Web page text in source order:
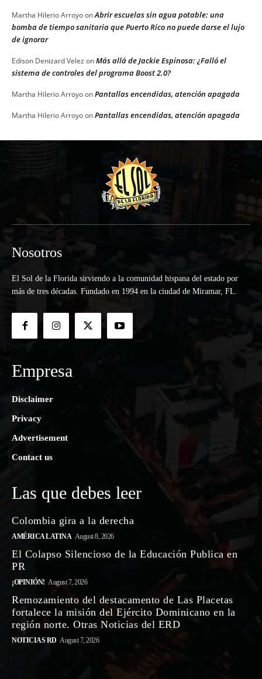
Martha Hilerio ArroyoonAbrir escuelas sin agua potable: una
bomba de tiempo sanitaria que Puerto Rico no puede darse el lujo
de ignorar
Edison Denizard Velez onMás allá de Jackie Espinosa: ¿Falló el
sistema de controles del programa Boost 2.0?
Martha Hilerio ArroyoonPantallas encendidas, atención apagada
Martha Hilerio ArroyoonPantallas encendidas, atención apagada
Nosotros
El Sol de la Florida sirviendo a la comunidad hispana del estado por
más de tres décadas. Fundado en 1994 en la ciudad de Miramar, FL.
Empresa
Disclaimer
Privacy
Advertisement
Contact us
Las que debes leer
Colombia gira a la derecha
AMÉRICA LATINA August 8, 2026
El Colapso Silencioso de la Educación Publica en
PR
¡OPINIÓN! August 7, 2026
Remozamiento del destacamento de Las Placetas
fortalece la misión del Ejército Dominicano en la
región norte. Otras Noticias del ERD
NOTICIAS RD August 7, 2026